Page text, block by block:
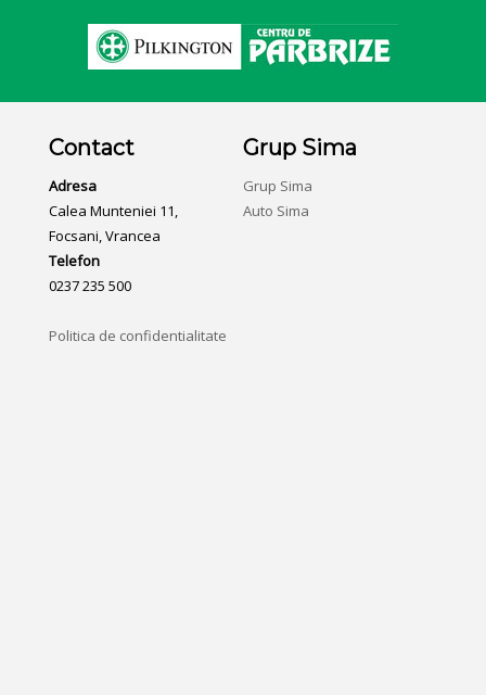
Contact
Adresa
Calea Munteniei 11,
Focsani, Vrancea
Telefon
0237 235 500
Politica de confidentialitate
Grup Sima
Grup Sima
Auto Sima